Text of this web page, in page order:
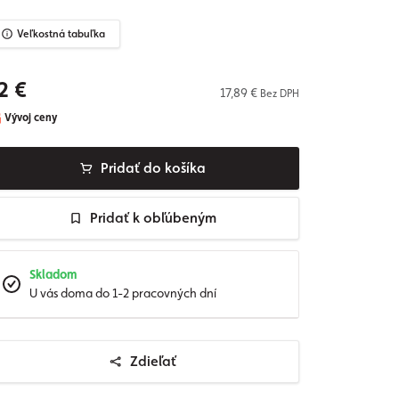
Veľkostná tabuľka
€ 17,89 € Bez DPH
Vývoj ceny
Pridať do košíka
Pridať k obľúbeným
Skladom
U vás doma do 1-2 pracovných dní
Zdieľať